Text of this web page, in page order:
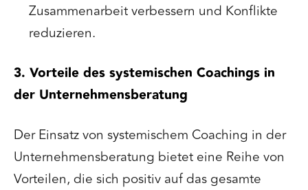
Zusammenarbeit verbessern und Konflikte
reduzieren.
3. Vorteile des systemischen Coachings in
der Unternehmensberatung
Der Einsatz von systemischem Coaching in der
Unternehmensberatung bietet eine Reihe von
Vorteilen, die sich positiv auf das gesamte